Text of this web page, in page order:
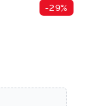
-29%